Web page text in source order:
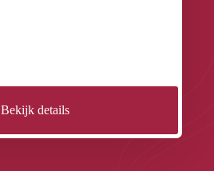
Bekijk details